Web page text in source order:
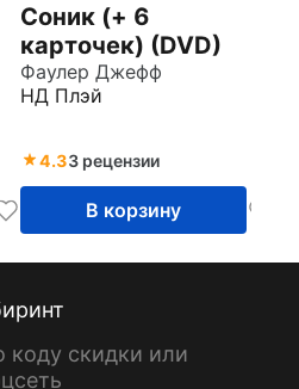
Соник (+ 6
карточек) (DVD)
Фаулер Джефф
НД Плэй
4.33 рецензии
В корзину
коду скидки или